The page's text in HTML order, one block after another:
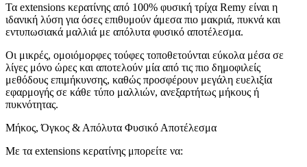
Τα extensions κερατίνης από 100% φυσική τρίχα Remy είναι η
ιδανική λύση για όσες επιθυμούν άμεσα πιο μακριά, πυκνά και
εντυπωσιακά μαλλιά με απόλυτα φυσικό αποτέλεσμα.
Οι μικρές, ομοιόμορφες τούφες τοποθετούνται εύκολα μέσα σε
λίγες μόνο ώρες και αποτελούν μία από τις πιο δημοφιλείς
μεθόδους επιμήκυνσης, καθώς προσφέρουν μεγάλη ευελιξία
εφαρμογής σε κάθε τύπο μαλλιών, ανεξαρτήτως μήκους ή
πυκνότητας.
Μήκος, Όγκος & Απόλυτα Φυσικό Αποτέλεσμα
Με τα extensions κερατίνης μπορείτε να: